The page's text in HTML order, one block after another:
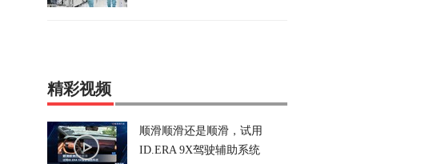
精彩视频
顺滑顺滑还是顺滑，试用
ID.ERA 9X驾驶辅助系统